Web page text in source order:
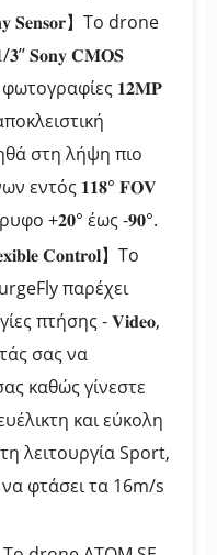
𝐒𝐞𝐧𝐬𝐨𝐫】Το drone
𝟑’’ 𝐒𝐨𝐧𝐲 𝐂𝐌𝐎𝐒
φωτογραφίες 𝟏𝟐𝐌𝐏
στη λήψη πιο
εντός 𝟏𝟏𝟖° 𝐅𝐎𝐕
+𝟐𝟎° έως -𝟗𝟎°.
𝐂𝐨𝐧𝐭𝐫𝐨𝐥】Το
παρέχει
πτήσης - 𝐕𝐢𝐝𝐞𝐨,
σας να
καθώς γίνεστε
και εύκολη
λειτουργία Sport,
φτάσει τα 16m/s